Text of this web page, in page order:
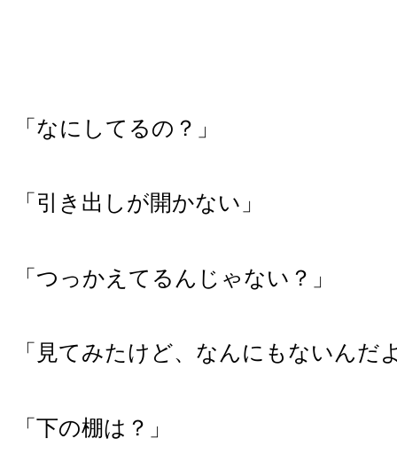
「なにしてるの？」
「引き出しが開かない」
「つっかえてるんじゃない？」
「見てみたけど、なんにもないんだ
「下の棚は？」